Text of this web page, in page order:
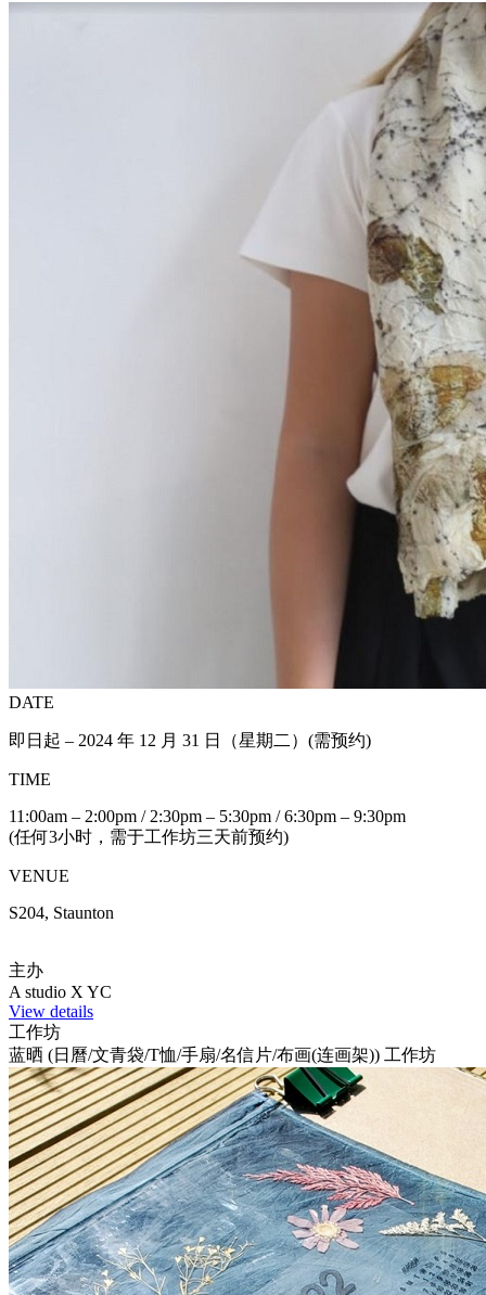
DATE
即日起 – 2024 年 12 月 31 日（星期二）(需预约)
TIME
11:00am – 2:00pm / 2:30pm – 5:30pm / 6:30pm – 9:30pm
(任何3小时，需于工作坊三天前预约)
VENUE
S204, Staunton
主办
A studio X YC
View details
工作坊
蓝晒 (日曆/文青袋/T恤/手扇/名信片/布画(连画架)) 工作坊